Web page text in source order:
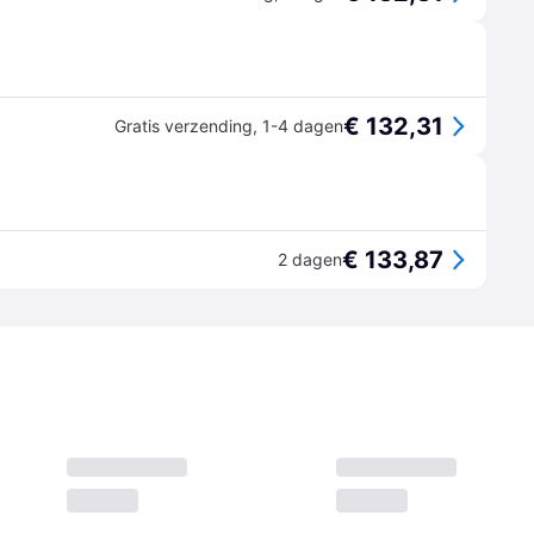
Gratis verzending, 1-4 dagen€ 132,31
2 dagen€ 133,87